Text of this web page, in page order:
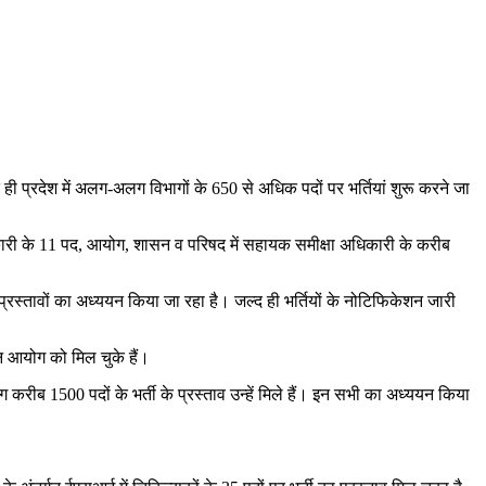
प्रदेश में अलग-अलग विभागों के 650 से अधिक पदों पर भर्तियां शुरू करने जा
के 11 पद, आयोग, शासन व परिषद में सहायक समीक्षा अधिकारी के करीब
का अध्ययन किया जा रहा है। जल्द ही भर्तियों के नोटिफिकेशन जारी
आयोग को मिल चुके हैं।
1500 पदों के भर्ती के प्रस्ताव उन्हें मिले हैं। इन सभी का अध्ययन किया